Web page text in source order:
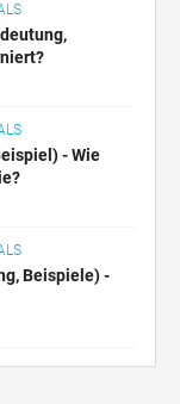
- Wie
Beispiele) -